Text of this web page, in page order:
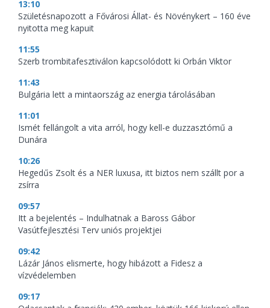
13:10
Születésnapozott a Fővárosi Állat- és Növénykert – 160 éve
nyitotta meg kapuit
11:55
Szerb trombitafesztiválon kapcsolódott ki Orbán Viktor
11:43
Bulgária lett a mintaország az energia tárolásában
11:01
Ismét fellángolt a vita arról, hogy kell-e duzzasztómű a
Dunára
10:26
Hegedűs Zsolt és a NER luxusa, itt biztos nem szállt por a
zsírra
09:57
Itt a bejelentés – Indulhatnak a Baross Gábor
Vasútfejlesztési Terv uniós projektjei
09:42
Lázár János elismerte, hogy hibázott a Fidesz a
vízvédelemben
09:17